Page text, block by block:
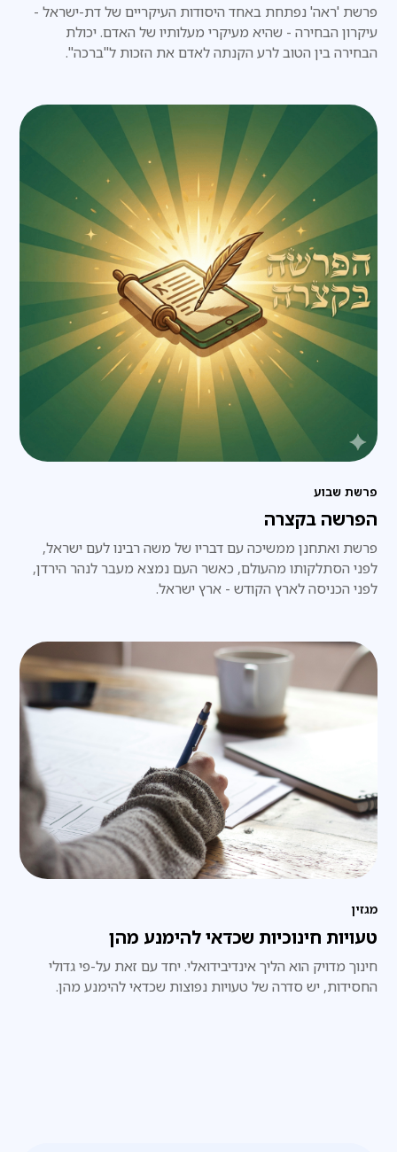
פרשת 'ראה' נפתחת באחד היסודות העיקריים של דת-ישראל -
עיקרון הבחירה - שהיא מעיקרי מעלותיו של האדם. יכולת
הבחירה בין הטוב לרע הקנתה לאדם את הזכות ל"ברכה".
פרשת שבוע
הפרשה בקצרה
פרשת ואתחנן ממשיכה עם דבריו של משה רבינו לעם ישראל,
לפני הסתלקותו מהעולם, כאשר העם נמצא מעבר לנהר הירדן,
לפני הכניסה לארץ הקודש - ארץ ישראל.
מגזין
טעויות חינוכיות שכדאי להימנע מהן
חינוך מדויק הוא הליך אינדיבידואלי. יחד עם זאת על-פי גדולי
החסידות, יש סדרה של טעויות נפוצות שכדאי להימנע מהן.